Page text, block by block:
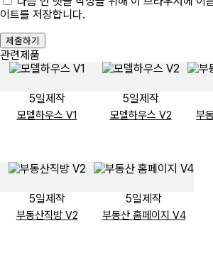
이트를 저장합니다.
제출하기
관련제품
5일제작
부동산/분양/하우스
모델하우스 V1
5일제작
부동산/분양/하우스
모델하우스 V2
부
부
5일제작
부동산/분양/하우스
부동산직방 V2
5일제작
부동산/분양/하우스
부동산 홈페이지 V4